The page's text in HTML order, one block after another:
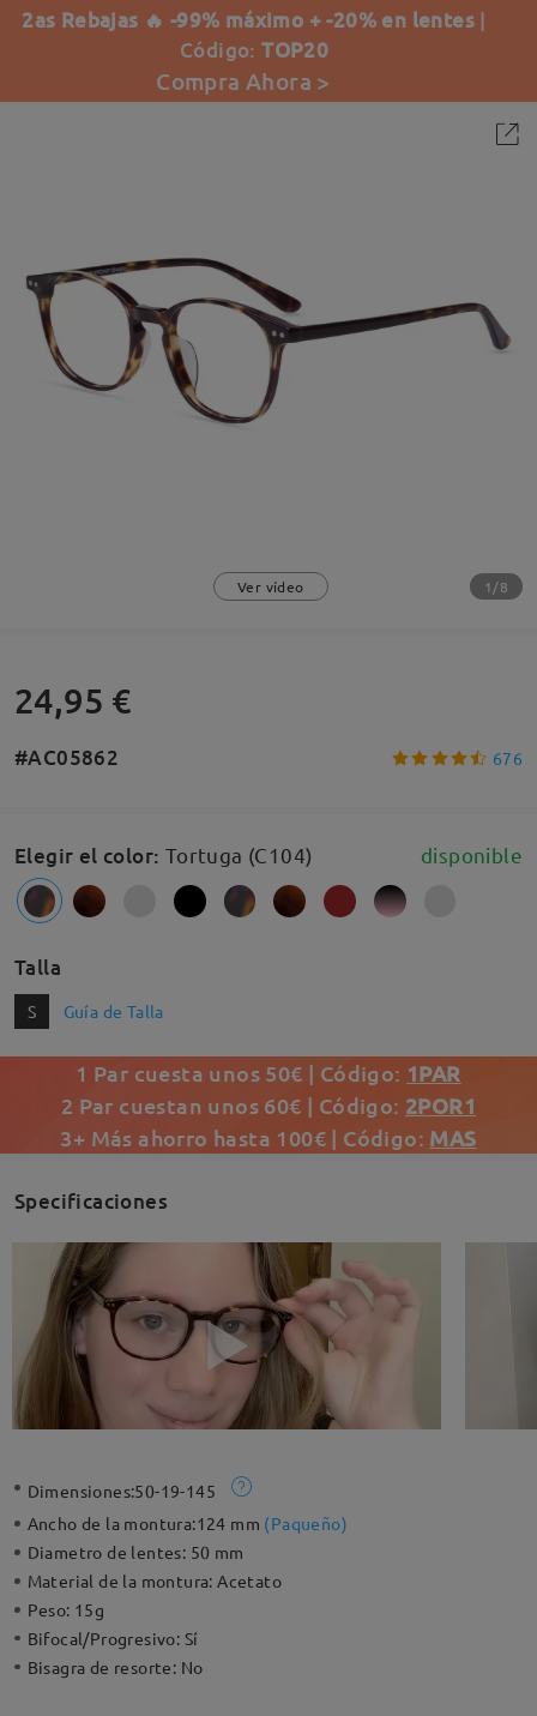
2as Rebajas 🔥 -99% máximo + -20% en lentes |
Código:TOP20
Compra Ahora >
Ver vídeo 1/8
24,95 €
#AC05862 676
Elegir el color: Tortuga (C104) disponible
Talla
S Guía de Talla
1 Par cuesta unos 50€ | Código: 1PAR
2 Par cuestan unos 60€ | Código: 2POR1
3+ Más ahorro hasta 100€ | Código: MAS
Specificaciones
Dimensiones:50-19-145
Ancho de la montura:124 mm (Paqueño)
Diametro de lentes: 50 mm
Material de la montura:Acetato
Peso: 15g
Bifocal/Progresivo: Sí
Bisagra de resorte: No